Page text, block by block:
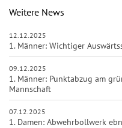
Weitere News
12.12.2025
1. Männer: Wichtiger
09.12.2025
1. Männer: Punktabzug am
Mannschaft
07.12.2025
1. Damen: Abwehrbollwerk